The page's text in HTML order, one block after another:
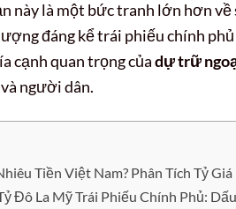
này là một bức tranh lớn hơn về
đáng kể trái phiếu chính
cạnh quan trọng củadự trữ
người dân.
Tiền Việt Nam? Phân Tích Tỷ
Đô La Mỹ Trái Phiếu Chính Phủ: